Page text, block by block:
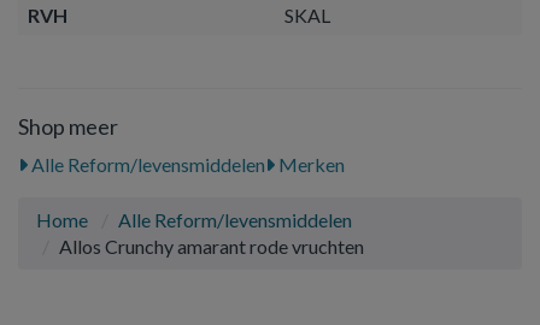
RVH
SKAL
Shop meer
Alle Reform/levensmiddelen Merken
Home
Alle Reform/levensmiddelen
Allos Crunchy amarant rode vruchten